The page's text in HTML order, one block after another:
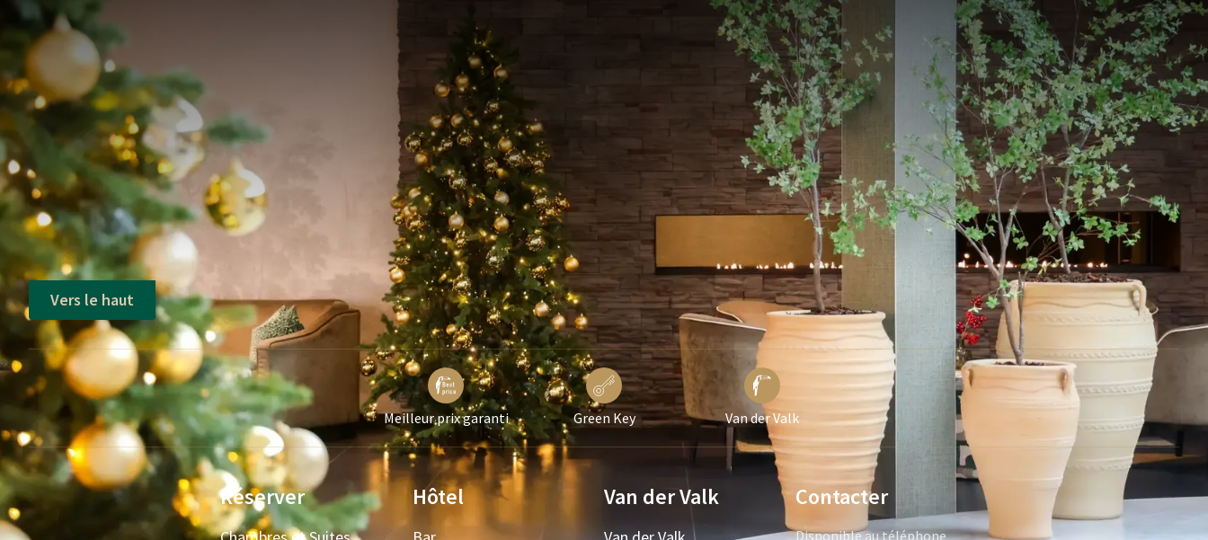
L'annulation sans frais est possible jusqu'à 24 heures avant l'arrivée, sauf indication contraire.
Vers le haut
Meilleur prix garanti Green Key Van der Valk
Réserver Hôtel Van der Valk Contacter
Disponible au téléphone